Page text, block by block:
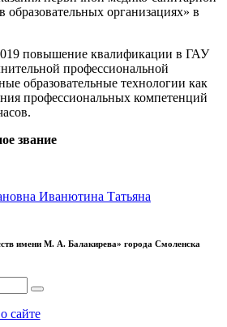
организациях» в
повышение квалификации в ГАУ
профессиональной
образовательные технологии как
профессиональных компетенций
звание
Иванютина Татьяна
имени М. А. Балакирева» города Смоленска
сайте